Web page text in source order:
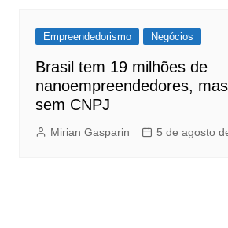
Empreendedorismo Negócios
Brasil tem 19 milhões de
nanoempreendedores,
sem CNPJ
Mirian Gasparin 5 de agosto